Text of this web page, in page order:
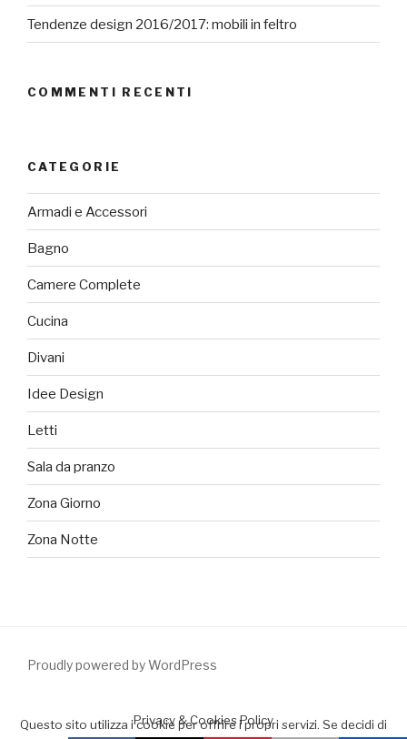
Tendenze design 2016/2017: mobili in feltro
COMMENTI RECENTI
CATEGORIE
Armadi e Accessori
Bagno
Camere Complete
Cucina
Divani
Idee Design
Letti
Sala da pranzo
Zona Giorno
Zona Notte
Proudly powered by WordPress
Questo sito utilizza i cookie per offrire i propri servizi. Se decidi di
Privacy & Cookies Policy